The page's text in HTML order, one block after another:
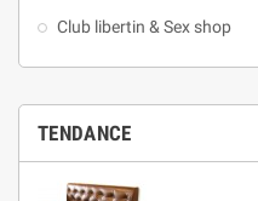
Club libertin & Sex shop
TENDANCE